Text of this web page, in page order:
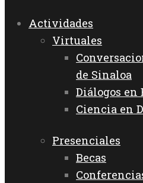
Actividades
Virtuales
de Sinaloa
Diálogos en
Ciencia en
Presenciales
Becas